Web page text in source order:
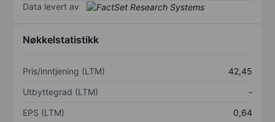
Data levert av
Nøkkelstatistikk
Pris/inntjening (LTM)
42,45
Utbyttegrad (LTM)
-
EPS (LTM)
0,64